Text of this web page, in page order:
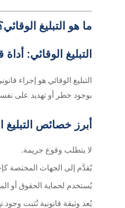
ما هو التبليغ
التبليغ الوقائي:
التبليغ الوقائي هو إجراء
بوجود خطر أو تهديد على
أبرز خصائص التبليغ
لا يتطلب وقوع جريمة.
يُقدَّم إلى الجهات المختصة
يُستخدم لحماية الحقوق أو
يُعد وثيقة قانونية تُثبت وجود